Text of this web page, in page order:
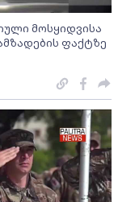
მოსყიდვისა
ფაქტზე